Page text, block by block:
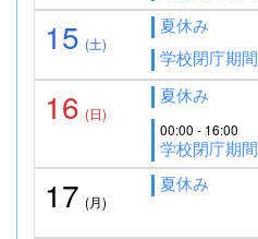
15 (土)
夏休み
学校閉庁期間
16 (日)
夏休み
00:00 - 16:00
学校閉庁期間
17 (月)
夏休み